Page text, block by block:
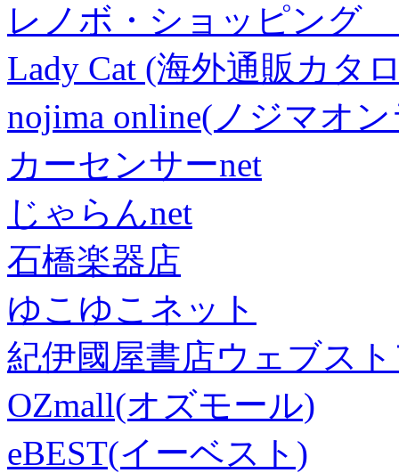
レノボ・ショッピング
Lady Cat (海外通販カタ
nojima online(ノジマオ
カーセンサーnet
じゃらんnet
石橋楽器店
ゆこゆこネット
紀伊國屋書店ウェブス
OZmall(オズモール)
eBEST(イーベスト)